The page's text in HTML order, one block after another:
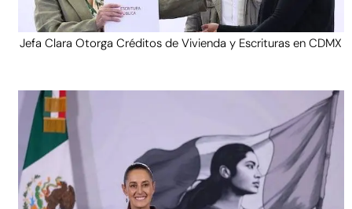
Jefa Clara Otorga Créditos de Vivienda y Escrituras en CDMX